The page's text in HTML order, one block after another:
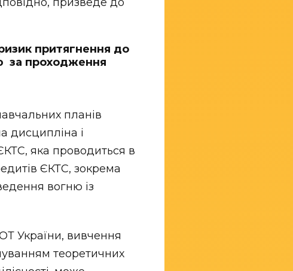
притягнення до
за проходження
планів
дисципліна і
яка проводиться в
ЄКТС, зокрема
вогню із
України, вивчення
теоретичних